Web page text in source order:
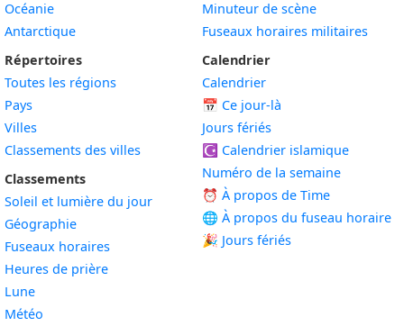
Océanie
Antarctique
Répertoires
Toutes les régions
Pays
Villes
Classements des villes
Classements
Soleil et lumière du jour
Géographie
Fuseaux horaires
Heures de prière
Lune
Météo
Minuteur de scène
Fuseaux horaires militaires
Calendrier
Calendrier
📅 Ce jour-là
Jours fériés
☪️ Calendrier islamique
Numéro de la semaine
⏰ À propos de Time
🌐 À propos du fuseau horaire
🎉 Jours fériés